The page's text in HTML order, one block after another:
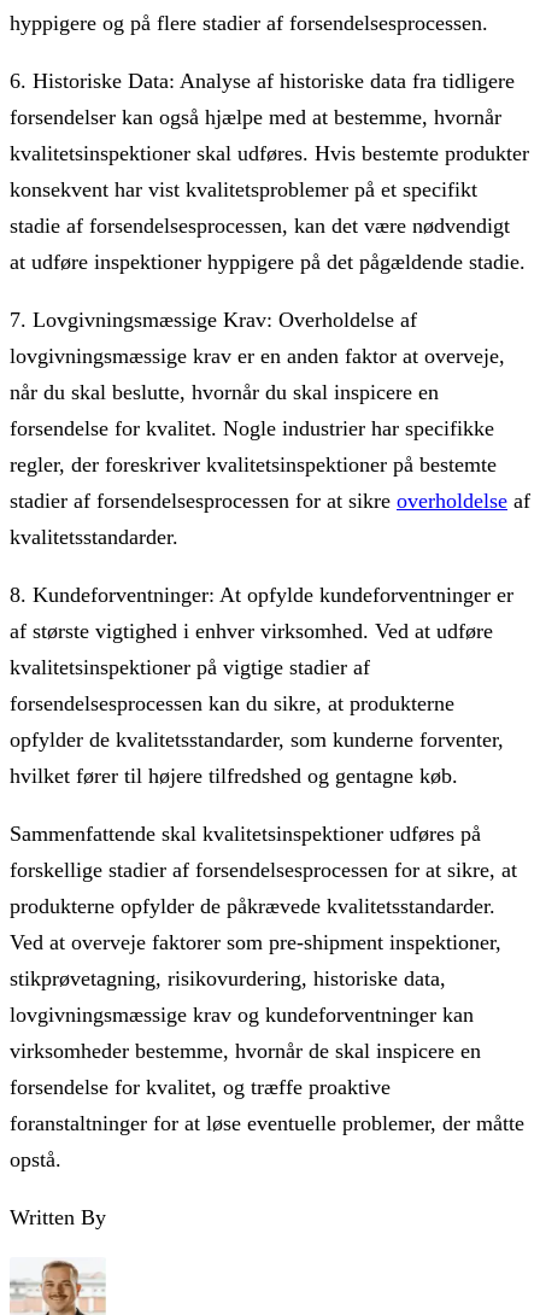
hyppigere og på flere stadier af forsendelsesprocessen.
6. Historiske Data: Analyse af historiske data fra tidligere
forsendelser kan også hjælpe med at bestemme, hvornår
kvalitetsinspektioner skal udføres. Hvis bestemte produkter
konsekvent har vist kvalitetsproblemer på et specifikt
stadie af forsendelsesprocessen, kan det være nødvendigt
at udføre inspektioner hyppigere på det pågældende stadie.
7. Lovgivningsmæssige Krav: Overholdelse af
lovgivningsmæssige krav er en anden faktor at overveje,
når du skal beslutte, hvornår du skal inspicere en
forsendelse for kvalitet. Nogle industrier har specifikke
regler, der foreskriver kvalitetsinspektioner på bestemte
stadier af forsendelsesprocessen for at sikre overholdelse af
kvalitetsstandarder.
8. Kundeforventninger: At opfylde kundeforventninger er
af største vigtighed i enhver virksomhed. Ved at udføre
kvalitetsinspektioner på vigtige stadier af
forsendelsesprocessen kan du sikre, at produkterne
opfylder de kvalitetsstandarder, som kunderne forventer,
hvilket fører til højere tilfredshed og gentagne køb.
Sammenfattende skal kvalitetsinspektioner udføres på
forskellige stadier af forsendelsesprocessen for at sikre, at
produkterne opfylder de påkrævede kvalitetsstandarder.
Ved at overveje faktorer som pre-shipment inspektioner,
stikprøvetagning, risikovurdering, historiske data,
lovgivningsmæssige krav og kundeforventninger kan
virksomheder bestemme, hvornår de skal inspicere en
forsendelse for kvalitet, og træffe proaktive
foranstaltninger for at løse eventuelle problemer, der måtte
opstå.
Written By